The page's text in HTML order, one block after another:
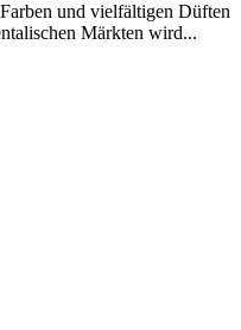
und vielfältigen Düften
Märkten wird...